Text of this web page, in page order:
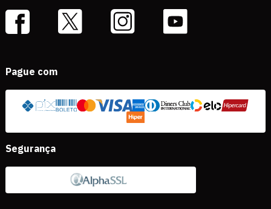
Pague com
Segurança